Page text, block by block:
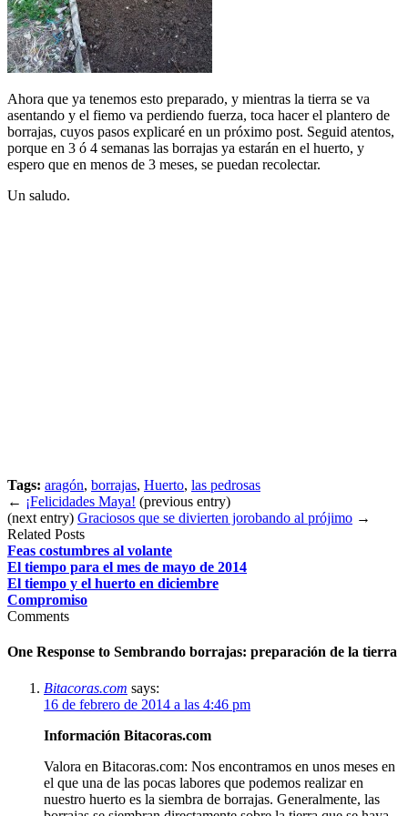
Ahora que ya tenemos esto preparado, y mientras la tierra se va
asentando y el fiemo va perdiendo fuerza, toca hacer el plantero de
borrajas, cuyos pasos explicaré en un próximo post. Seguid atentos,
porque en 3 ó 4 semanas las borrajas ya estarán en el huerto, y
espero que en menos de 3 meses, se puedan recolectar.
Un saludo.
Tags: aragón, borrajas, Huerto, las pedrosas
← ¡Felicidades Maya! (previous entry)
(next entry) Graciosos que se divierten jorobando al prójimo →
Related Posts
Feas costumbres al volante
El tiempo para el mes de mayo de 2014
El tiempo y el huerto en diciembre
Compromiso
Comments
One Response to Sembrando borrajas: preparación de la tierra
Bitacoras.com says:
16 de febrero de 2014 a las 4:46 pm
Información Bitacoras.com
Valora en Bitacoras.com: Nos encontramos en unos meses en
el que una de las pocas labores que podemos realizar en
nuestro huerto es la siembra de borrajas. Generalmente, las